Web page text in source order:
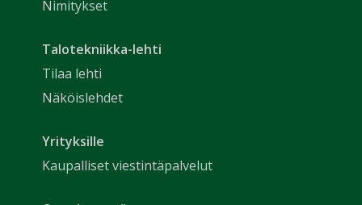
Nimitykset
Talotekniikka-lehti
Tilaa lehti
Näköislehdet
Yrityksille
Kaupalliset viestintäpalvelut